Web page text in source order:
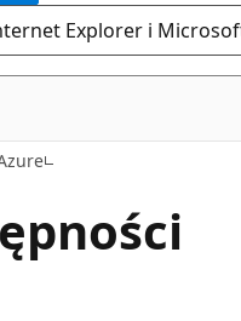
Explorer i